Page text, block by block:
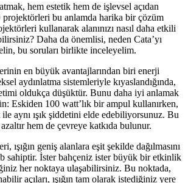
hem estetik hem de işlevsel açıdan
bu anlamda harika bir çözüm
kullanarak alanınızı nasıl daha etkili
Daha da önemlisi, neden Cata’yı
bu soruları birlikte inceleyelim.
en büyük avantajlarından biri enerji
aydınlatma sistemleriyle kıyaslandığında,
oldukça düşüktür. Bunu daha iyi anlamak
Eskiden 100 watt’lık bir ampul kullanırken,
aynı ışık şiddetini elde edebiliyorsunuz. Bu
azaltır hem de çevreye katkıda bulunur.
ışığın geniş alanlara eşit şekilde dağılmasını
b sahiptir. İster bahçeniz ister büyük bir etkinlik
her noktaya ulaşabilirsiniz. Bu noktada,
açıları, ışığın tam olarak istediğiniz yere